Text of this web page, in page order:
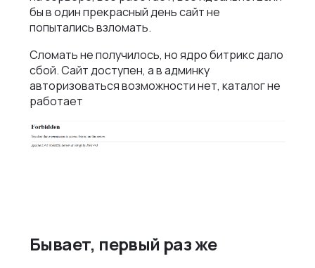
бы в один прекрасный день сайт не
попытались взломать.
Сломать не получилось, но ядро битрикс дало
сбой. Сайт доступен, а в админку
авторизоваться возможности нет, каталог не
работает
Бывает, первый раз же